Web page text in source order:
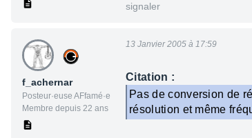
signaler
f_achernar
Posteur·euse AFfamé·e
Membre depuis 22 ans
13 Janvier 2005 à 17:59
Citation :
Pas de conversion de
résolution et même